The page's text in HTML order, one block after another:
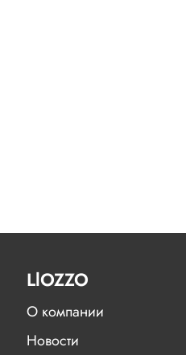
LlOZZO
О компании
Новости